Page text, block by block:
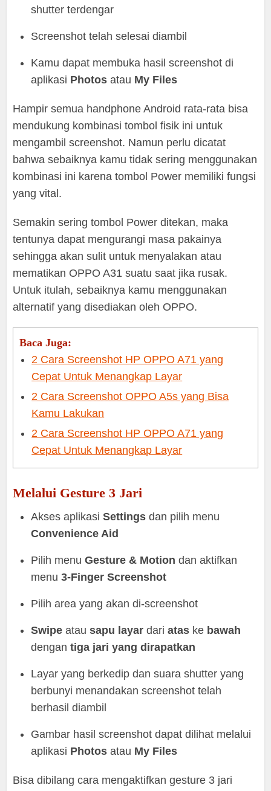
shutter terdengar
Screenshot telah selesai diambil
Kamu dapat membuka hasil screenshot di
aplikasi Photos atau My Files
Hampir semua handphone Android rata-rata bisa
mendukung kombinasi tombol fisik ini untuk
mengambil screenshot. Namun perlu dicatat
bahwa sebaiknya kamu tidak sering menggunakan
kombinasi ini karena tombol Power memiliki fungsi
yang vital.
Semakin sering tombol Power ditekan, maka
tentunya dapat mengurangi masa pakainya
sehingga akan sulit untuk menyalakan atau
mematikan OPPO A31 suatu saat jika rusak.
Untuk itulah, sebaiknya kamu menggunakan
alternatif yang disediakan oleh OPPO.
Baca Juga:
2 Cara Screenshot HP OPPO A71 yang
Cepat Untuk Menangkap Layar
2 Cara Screenshot OPPO A5s yang Bisa
Kamu Lakukan
2 Cara Screenshot HP OPPO A71 yang
Cepat Untuk Menangkap Layar
Melalui Gesture 3 Jari
Akses aplikasiSettings dan pilih menu
Convenience Aid
Pilih menuGesture & Motion dan aktifkan
menu3-Finger Screenshot
Pilih area yang akan di-screenshot
Swipe atausapu layar dariatas ke bawah
dengantiga jari yang dirapatkan
Layar yang berkedip dan suara shutter yang
berbunyi menandakan screenshot telah
berhasil diambil
Gambar hasil screenshot dapat dilihat melalui
aplikasi Photos atau My Files
Bisa dibilang cara mengaktifkan gesture 3 jari